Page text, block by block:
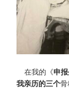
在我的《申
我亲历的三个骨